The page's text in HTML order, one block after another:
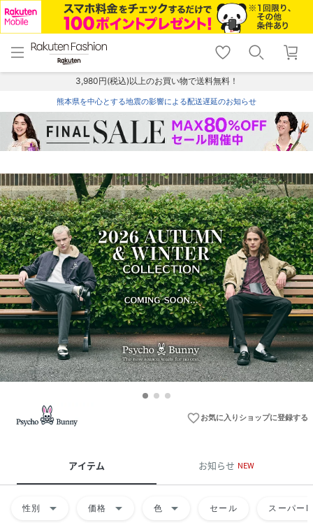
menu home
トップ
shopping_cart lock_outline
ログイン
3,980円(税込)以上のお買い物で送料無料！
熊本県を中心とする地震の影響による配送遅延のお知らせ
favorite_borderお気に入りショップに登録する
アイテム お知らせ NEW
性別 arrow_drop_down 価格 arrow_drop_down 色 arrow_drop_down セール スーパー